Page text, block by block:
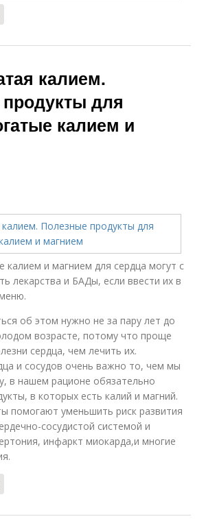
калием.
для
калием и
калием и магнием для сердца могут с
лекарства и БАДы, если ввести их в
об этом нужно не за пару лет до
возрасте, потому что проще
сердца, чем лечить их.
и сосудов очень важно то, чем мы
в нашем рационе обязательно
в которых есть калий и магний.
помогают уменьшить риск развития
сосудистой системой и
инфаркт миокарда,и многие